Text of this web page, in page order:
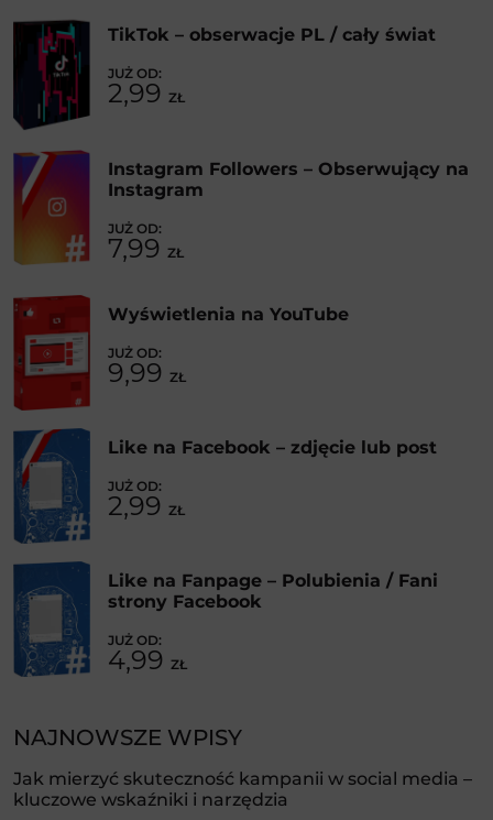
TikTok – obserwacje PL / cały świat
2,99 ZŁ
Instagram Followers – Obserwujący na
Instagram
7,99 ZŁ
Wyświetlenia na YouTube
9,99 ZŁ
Like na Facebook – zdjęcie lub post
2,99 ZŁ
Like na Fanpage – Polubienia / Fani
strony Facebook
4,99 ZŁ
NAJNOWSZE WPISY
Jak mierzyć skuteczność kampanii w social media –
kluczowe wskaźniki i narzędzia